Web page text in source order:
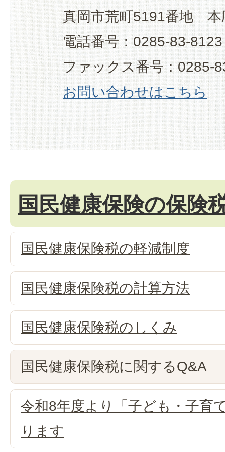
真岡市荒町5191番地 本
電話番号：0285-83-8123
ファックス番号：0285-
お問い合わせはこちら
国民健康保険の保険
国民健康保険税の軽減制度
国民健康保険税の計算方法
国民健康保険税のしくみ
国民健康保険税に関するQ&A
令和8年度より「子ども・子育
ります